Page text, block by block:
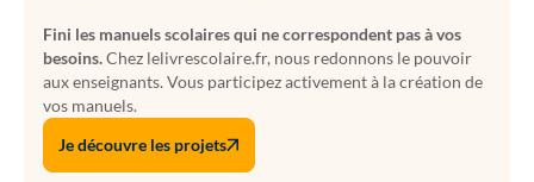
Fini les manuels scolaires qui ne correspondent pas à vos
besoins.Chez lelivrescolaire.fr, nous redonnons le pouvoir
aux enseignants. Vous participez activement à la création de
vos manuels.
Je découvre les projets